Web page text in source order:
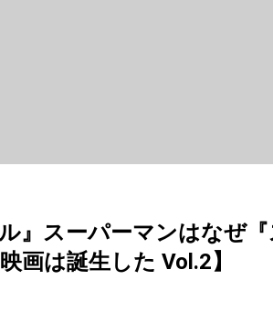
ル』スーパーマンはなぜ
画は誕生した Vol.2】